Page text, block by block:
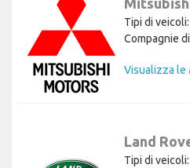
Tipi di veicoli:
Compagnie
Visualizza le
Land
Tipi di veicoli: